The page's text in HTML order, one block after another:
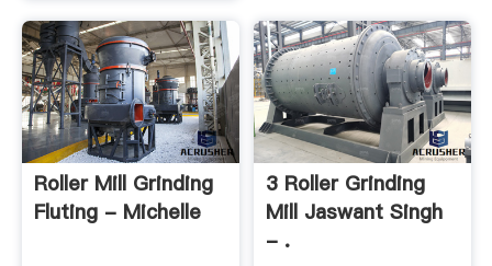
Roller Mill Grinding
Fluting - Michelle
3 Roller Grinding
Mill Jaswant Singh
- .